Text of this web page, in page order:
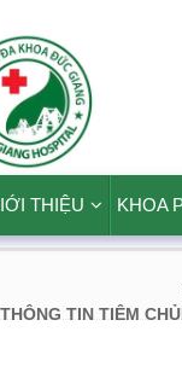
THIỆU KHOA
THÔNG TIN TIÊM